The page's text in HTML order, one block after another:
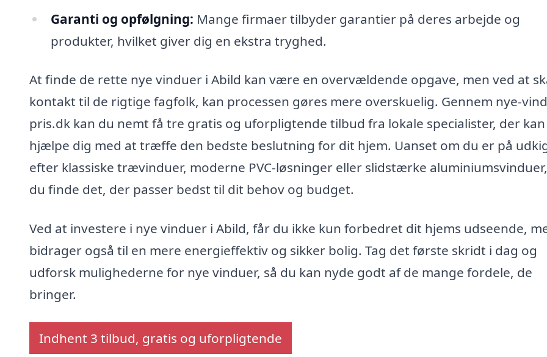
Garanti og opfølgning: Mange firmaer tilbyder garantier på deres arbejde og
produkter, hvilket giver dig en ekstra tryghed.
At finde de rette nye vinduer i Abild kan være en overvældende opgave, men ved at
kontakt til de rigtige fagfolk, kan processen gøres mere overskuelig. Gennem nye-
pris.dk kan du nemt få tre gratis og uforpligtende tilbud fra lokale specialister, der kan
hjælpe dig med at træffe den bedste beslutning for dit hjem. Uanset om du er på
efter klassiske trævinduer, moderne PVC-løsninger eller slidstærke
du finde det, der passer bedst til dit behov og budget.
Ved at investere i nye vinduer i Abild, får du ikke kun forbedret dit hjems udseende,
bidrager også til en mere energieffektiv og sikker bolig. Tag det første skridt i dag og
udforsk mulighederne for nye vinduer, så du kan nyde godt af de mange fordele, de
bringer.
Indhent 3 tilbud, gratis og uforpligtende